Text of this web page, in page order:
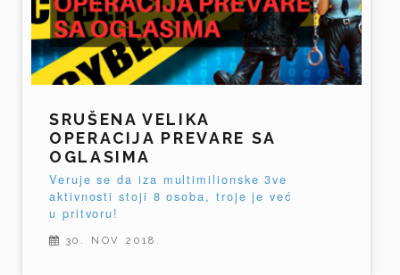
SRUŠENA VELIKA
OPERACIJA PREVARE SA
OGLASIMA
Veruje se da iza multimilionske 3ve
aktivnosti stoji 8 osoba, troje je već
u pritvoru!
30. NOV 2018.